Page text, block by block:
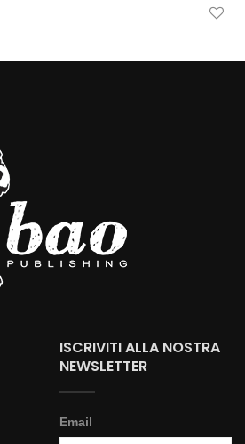
ISCRIVITI ALLA NOSTRA
NEWSLETTER
Email